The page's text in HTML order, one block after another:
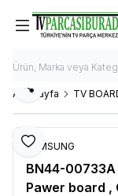
Ana Sayfa TV
Favoriye Ekle
Paylaş
SAMSUNG
BN44-00733A
Pawer board ,